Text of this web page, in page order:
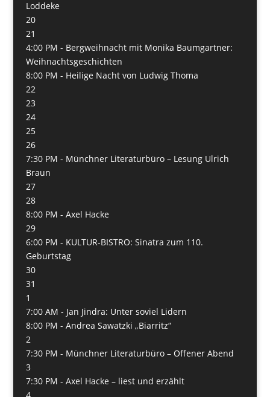
Loddeke
20
21
4:00 PM - Bergweihnacht mit Monika Baumgartner:
Weihnachtsgeschichten
8:00 PM - Heilige Nacht von Ludwig Thoma
22
23
24
25
26
7:30 PM - Münchner Literaturbüro – Lesung Ulrich
Braun
27
28
8:00 PM - Axel Hacke
29
6:00 PM - KULTUR-BISTRO: Sinatra zum 110.
Geburtstag
30
31
1
7:00 AM - Jan Jindra: Unter soviel Lidern
8:00 PM - Andrea Sawatzki „Biarritz“
2
7:30 PM - Münchner Literaturbüro – Offener Abend
3
7:30 PM - Axel Hacke – liest und erzählt